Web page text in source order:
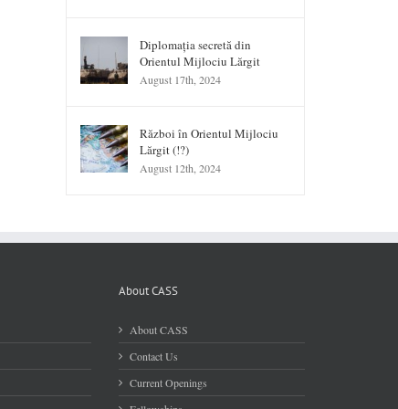
Diplomația secretă din
Orientul Mijlociu Lărgit
August 17th, 2024
Război în Orientul Mijlociu
Lărgit (!?)
August 12th, 2024
About CASS
About CASS
Contact Us
Current Openings